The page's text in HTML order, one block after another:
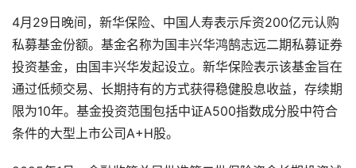
4月29日晚间，新华保险、中国人寿表示斥资200亿元认购
私募基金份额。基金名称为国丰兴华鸿鹄志远二期私募证券
投资基金，由国丰兴华发起设立。新华保险表示该基金旨在
通过低频交易、长期持有的方式获得稳健股息收益，存续期
限为10年。基金投资范围包括中证A500指数成分股中符合
条件的大型上市公司A+H股。